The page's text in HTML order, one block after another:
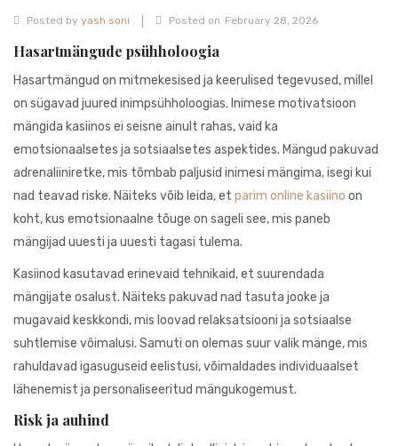
941BC1A78131
Posted by yash soni Posted on February 28, 2026
Hasartmängude psühholoogia
Hasartmängud on mitmekesised ja keerulised tegevused, millel
on sügavad juured inimpsühholoogias. Inimese motivatsioon
mängida kasiinos ei seisne ainult rahas, vaid ka
emotsionaalsetes ja sotsiaalsetes aspektides. Mängud pakuvad
adrenaliiniretke, mis tõmbab paljusid inimesi mängima, isegi kui
nad teavad riske. Näiteks võib leida, et parim online kasiino on
koht, kus emotsionaalne tõuge on sageli see, mis paneb
mängijad uuesti ja uuesti tagasi tulema.
Kasiinod kasutavad erinevaid tehnikaid, et suurendada
mängijate osalust. Näiteks pakuvad nad tasuta jooke ja
mugavaid keskkondi, mis loovad relaksatsiooni ja sotsiaalse
suhtlemise võimalusi. Samuti on olemas suur valik mänge, mis
rahuldavad igasuguseid eelistusi, võimaldades individuaalset
lähenemist ja personaliseeritud mängukogemust.
Risk ja auhind